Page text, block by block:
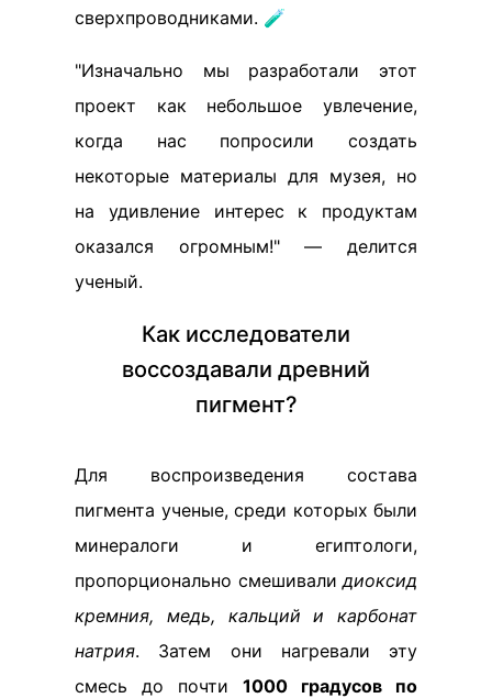
сверхпроводниками. 🧪
"Изначально мы разработали этот
проект как небольшое увлечение,
когда нас попросили создать
некоторые материалы для музея, но
на удивление интерес к продуктам
оказался огромным!" — делится
ученый.
Как исследователи
воссоздавали древний
пигмент?
Для воспроизведения состава
пигмента ученые, среди которых были
минералоги и египтологи,
пропорционально смешивалидиоксид
кремния, медь, кальций и карбонат
натрия. Затем они нагревали эту
смесь до почти 1000 градусов по